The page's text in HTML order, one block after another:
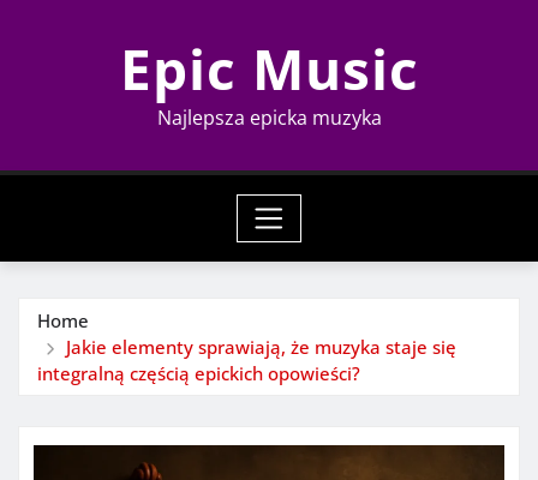
Epic Music
Najlepsza epicka muzyka
Home
Jakie elementy sprawiają, że muzyka staje się
integralną częścią epickich opowieści?